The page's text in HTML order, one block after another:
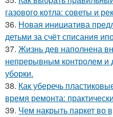
газового котла: советы и
36. Новая инициатива
детьми за счёт списания
37. Жизнь дев наполнена
непрерывным контролем и
уборки.
38. Как уберечь
время ремонта:
39. Чем накрыть паркет во